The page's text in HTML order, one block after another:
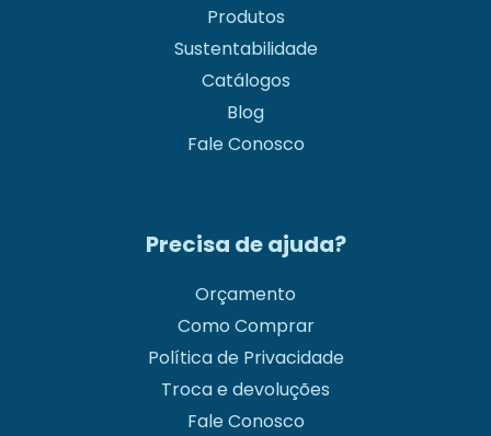
Produtos
Sustentabilidade
Catálogos
Blog
Fale Conosco
Precisa de ajuda?
Orçamento
Como Comprar
Política de Privacidade
Troca e devoluções
Fale Conosco